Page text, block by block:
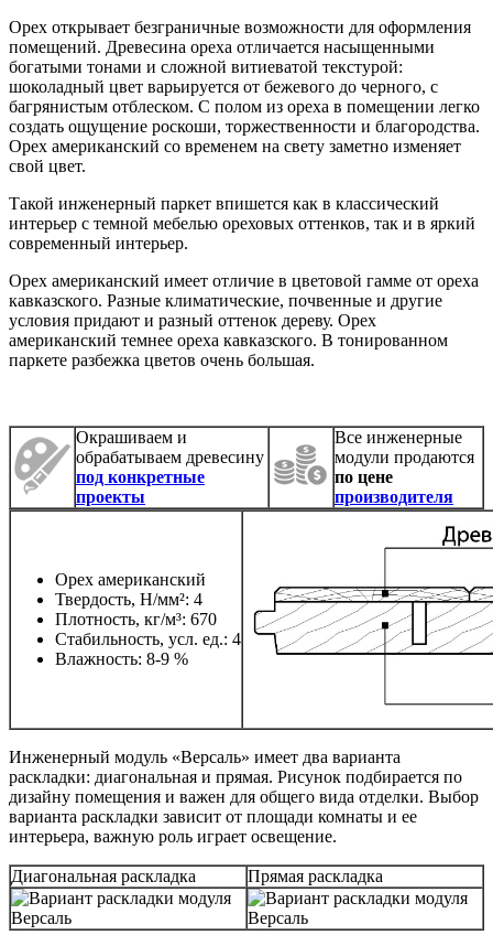
Орех открывает безграничные возможности для оформления
помещений. Древесина ореха отличается насыщенными
богатыми тонами и сложной витиеватой текстурой:
шоколадный цвет варьируется от бежевого до черного, с
багрянистым отблеском. С полом из ореха в помещении легко
создать ощущение роскоши, торжественности и благородства.
Орех американский со временем на свету заметно изменяет
свой цвет.
Такой инженерный паркет впишется как в классический
интерьер с темной мебелью ореховых оттенков, так и в яркий
современный интерьер.
Орех американский имеет отличие в цветовой гамме от ореха
кавказского. Разные климатические, почвенные и другие
условия придают и разный оттенок дереву. Орех
американский темнее ореха кавказского. В тонированном
паркете разбежка цветов очень большая.
Окрашиваем и
обрабатываем древесину
под конкретные
проекты
Все инженерные
модули продаются
по цене
производителя
Орех американский
Твердость, Н/мм²: 4
Плотность, кг/м³: 670
Стабильность, усл. ед.: 4
Влажность: 8-9 %
Инженерный модуль «Версаль» имеет два варианта
раскладки: диагональная и прямая. Рисунок подбирается по
дизайну помещения и важен для общего вида отделки. Выбор
варианта раскладки зависит от площади комнаты и ее
интерьера, важную роль играет освещение.
Диагональная раскладка Прямая раскладка